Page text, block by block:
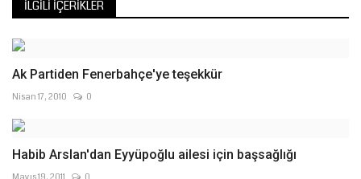
İLGILI İÇERIKLER
Ak Partiden Fenerbahçe'ye teşekkür
Nisan 17, 2010 0
Habib Arslan'dan Eyyüpoğlu ailesi için başsağlığı